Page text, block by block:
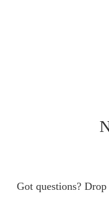
Got questions?